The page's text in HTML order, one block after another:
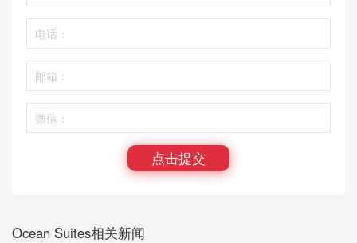
点击提交
Ocean Suites相关新闻